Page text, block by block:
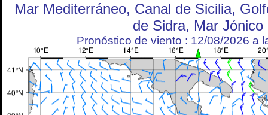
Mar Mediterráneo, Canal de Sicilia,
de Sidra, Mar Jónico
Pronóstico de viento : 12/08/2026 a